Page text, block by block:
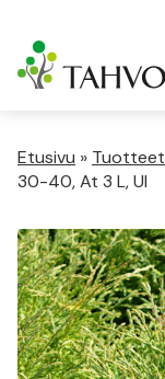
Etusivu » Tuotteet
30-40, At 3 L, Ul